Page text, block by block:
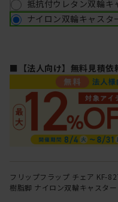
抵抗付ウレタン双輪キ
ナイロン双輪キャスタ
■【法人向け】無料見積依
フリップフラップ チェア KF-
樹脂脚 ナイロン双輪キャスタ